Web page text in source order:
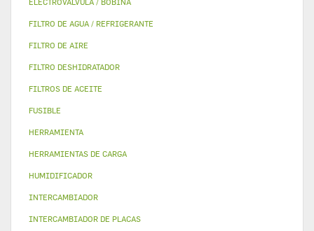
FILTRO DE AGUA / REFRIGERANTE
FILTRO DE AIRE
FILTRO DESHIDRATADOR
FILTROS DE ACEITE
FUSIBLE
HERRAMIENTA
HERRAMIENTAS DE CARGA
HUMIDIFICADOR
INTERCAMBIADOR
INTERCAMBIADOR DE PLACAS